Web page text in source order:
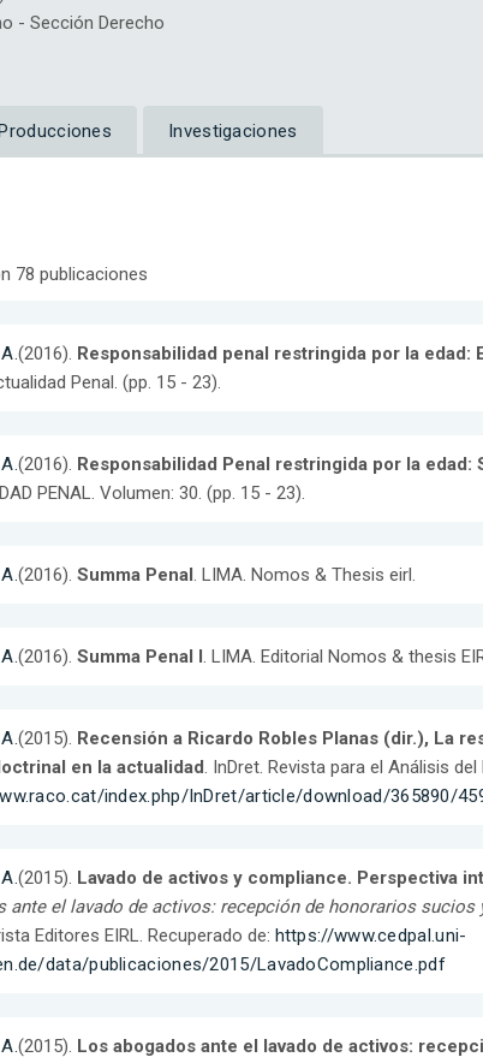
- Sección Derecho
Producciones Investigaciones
78 publicaciones
(2016). Responsabilidad penal restringida por la
Penal. (pp. 15 - 23).
(2016). Responsabilidad Penal restringida por la
PENAL. Volumen: 30. (pp. 15 - 23).
(2016). Summa Penal . LIMA. Nomos & Thesis eirl.
(2016). Summa Penal I . LIMA. Editorial Nomos & thesis
(2015). Recensión a Ricardo Robles Planas (dir.), La
en la actualidad. InDret. Revista para el Análisis
index.php/InDret/article/download/365890/
(2015). Lavado de activos y compliance. Perspectiva
ante el lavado de activos: recepción de honorarios sucios
Editores EIRL. Recuperado de: https://www.cedpal.uni-
data/publicaciones/2015/LavadoCompliance.pdf
(2015). Los abogados ante el lavado de activos: